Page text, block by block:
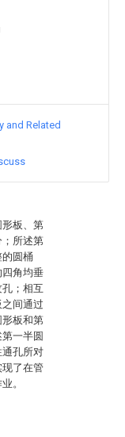
板、第
所述第
的圆桶
角均垂
；相互
间通过
板和第
一半圆
孔所对
了在管
。
and Related